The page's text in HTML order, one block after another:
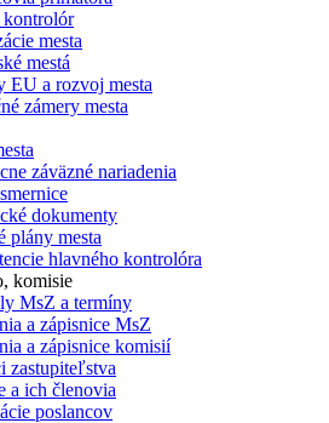
mesta
mestá
EU a rozvoj mesta
zámery mesta
záväzné nariadenia
dokumenty
plány mesta
hlavného kontrolóra
komisie
MsZ a termíny
a zápisnice MsZ
a zápisnice komisií
zastupiteľstva
a ich členovia
poslancov